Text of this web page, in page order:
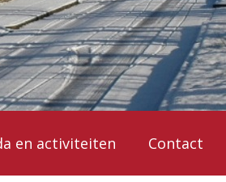
en activiteiten Contact